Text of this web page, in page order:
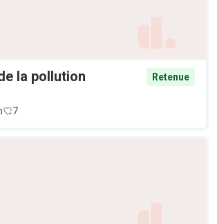
la pollution
Retenue
7